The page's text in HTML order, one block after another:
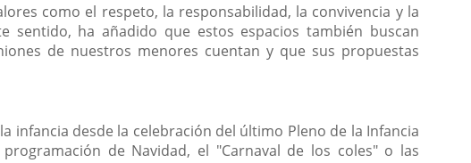
como el respeto, la responsabilidad, la convivencia y la
ha añadido que estos espacios también buscan
de nuestros menores cuentan y que sus propuestas
infancia desde la celebración del último Pleno de la Infancia
de Navidad, el "Carnaval de los coles" o las